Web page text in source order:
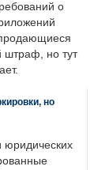
о
штраф, но тут
но
юридических